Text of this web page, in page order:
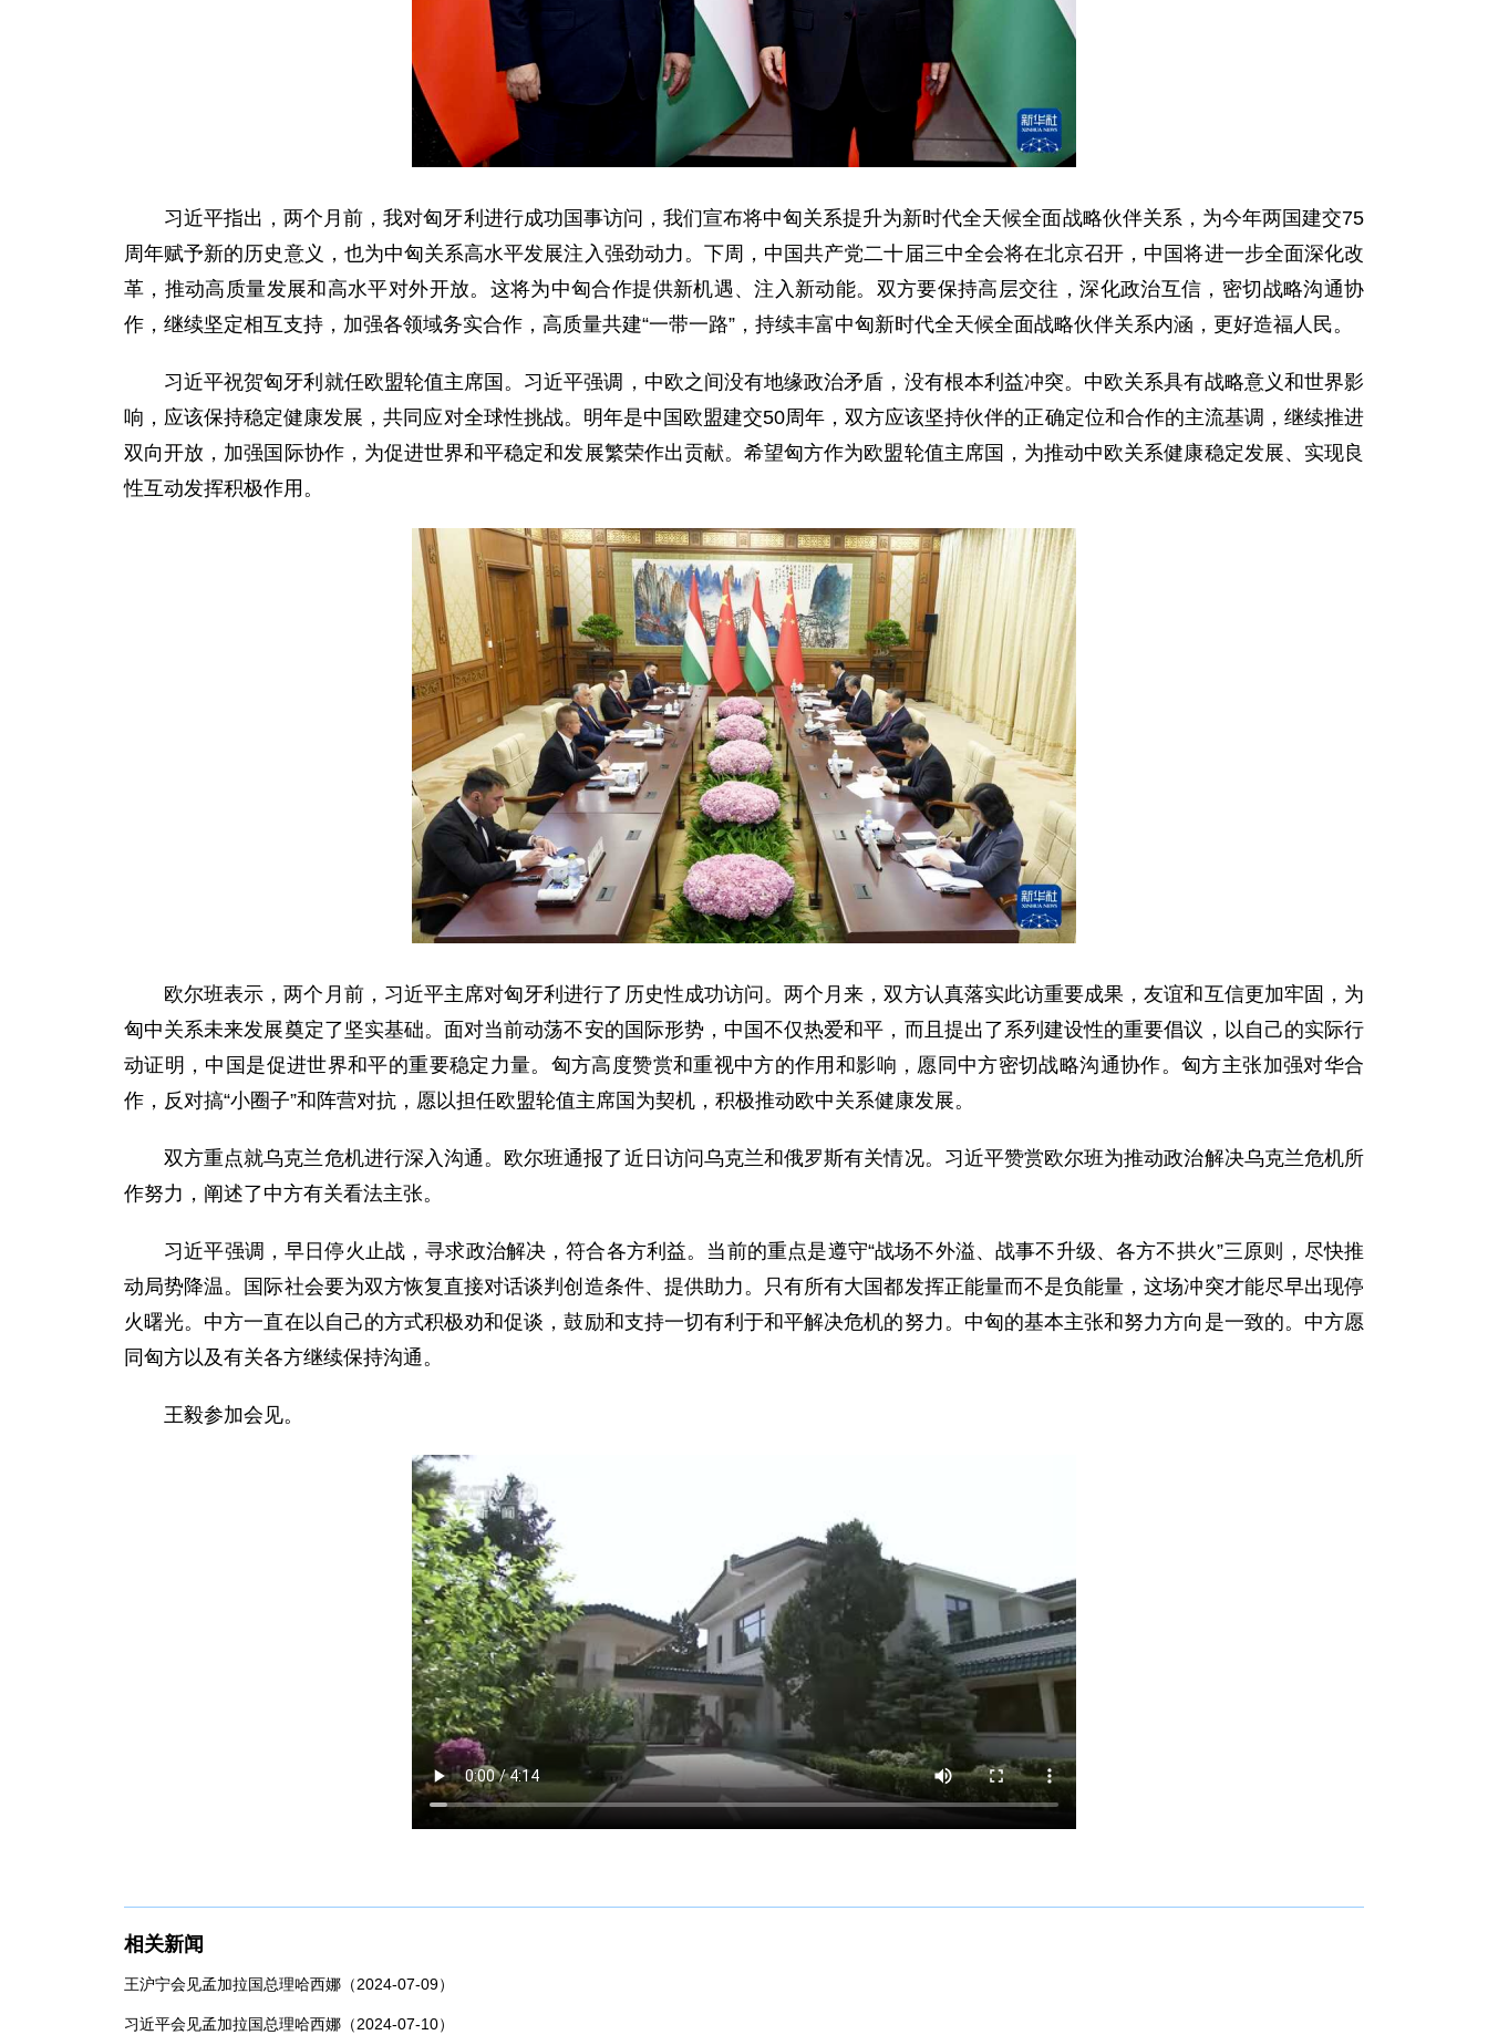
习近平指出，两个月前，我对匈牙利进行成功国事访问，我们宣布将中匈关系提升为新时代全天候全面战略伙伴关系，为今年两国建交75
周年赋予新的历史意义，也为中匈关系高水平发展注入强劲动力。下周，中国共产党二十届三中全会将在北京召开，中国将进一步全面深化改
革，推动高质量发展和高水平对外开放。这将为中匈合作提供新机遇、注入新动能。双方要保持高层交往，深化政治互信，密切战略沟通协
作，继续坚定相互支持，加强各领域务实合作，高质量共建“一带一路”，持续丰富中匈新时代全天候全面战略伙伴关系内涵，更好造福人民。
习近平祝贺匈牙利就任欧盟轮值主席国。习近平强调，中欧之间没有地缘政治矛盾，没有根本利益冲突。中欧关系具有战略意义和世界影
响，应该保持稳定健康发展，共同应对全球性挑战。明年是中国欧盟建交50周年，双方应该坚持伙伴的正确定位和合作的主流基调，继续推进
双向开放，加强国际协作，为促进世界和平稳定和发展繁荣作出贡献。希望匈方作为欧盟轮值主席国，为推动中欧关系健康稳定发展、实现良
性互动发挥积极作用。
欧尔班表示，两个月前，习近平主席对匈牙利进行了历史性成功访问。两个月来，双方认真落实此访重要成果，友谊和互信更加牢固，为
匈中关系未来发展奠定了坚实基础。面对当前动荡不安的国际形势，中国不仅热爱和平，而且提出了系列建设性的重要倡议，以自己的实际行
动证明，中国是促进世界和平的重要稳定力量。匈方高度赞赏和重视中方的作用和影响，愿同中方密切战略沟通协作。匈方主张加强对华合
作，反对搞“小圈子”和阵营对抗，愿以担任欧盟轮值主席国为契机，积极推动欧中关系健康发展。
双方重点就乌克兰危机进行深入沟通。欧尔班通报了近日访问乌克兰和俄罗斯有关情况。习近平赞赏欧尔班为推动政治解决乌克兰危机所
作努力，阐述了中方有关看法主张。
习近平强调，早日停火止战，寻求政治解决，符合各方利益。当前的重点是遵守“战场不外溢、战事不升级、各方不拱火”三原则，尽快推
动局势降温。国际社会要为双方恢复直接对话谈判创造条件、提供助力。只有所有大国都发挥正能量而不是负能量，这场冲突才能尽早出现停
火曙光。中方一直在以自己的方式积极劝和促谈，鼓励和支持一切有利于和平解决危机的努力。中匈的基本主张和努力方向是一致的。中方愿
同匈方以及有关各方继续保持沟通。
王毅参加会见。
相关新闻
王沪宁会见孟加拉国总理哈西娜（2024-07-09）
习近平会见孟加拉国总理哈西娜（2024-07-10）